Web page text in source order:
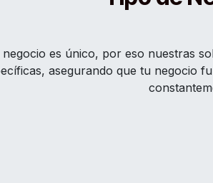
negocio es único, por eso nuestras
asegurando que tu negocio